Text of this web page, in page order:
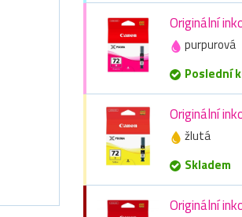
Originální
purpurová
Poslední
Originální
žlutá
Skladem
Originální